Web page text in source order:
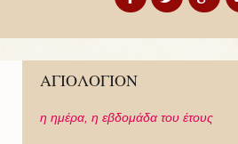
ΑΓΙΟΛΟΓΙΟΝ
η ημέρα, η εβδομάδα του έτους